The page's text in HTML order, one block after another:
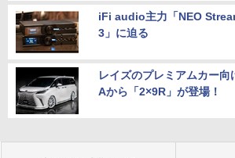
iFi audio主力「NEO
3」に迫る
レイズのプレミアムカー向
Aから「2×9R」が登場！